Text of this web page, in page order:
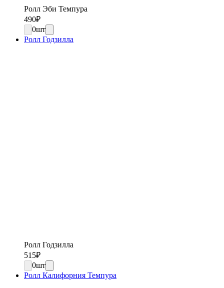
Ролл Эби Темпура
490₽
0шт
Ролл Годзилла
Ролл Годзилла
515₽
0шт
Ролл Калифорния Темпура